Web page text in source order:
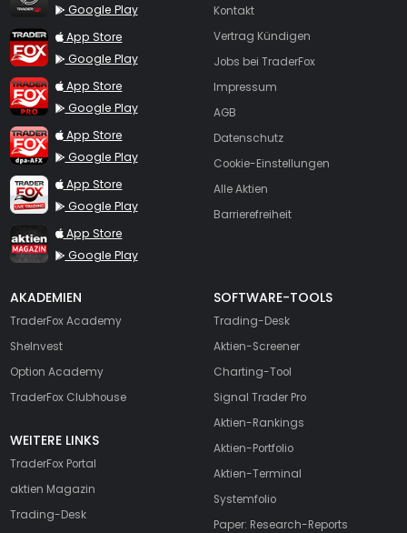
Google Play
TraderFox App
App Store
Google Play
TraderFox Pro
App Store
Google Play
TraderFox dpa-AFX ProFeed
App Store
Google Play
TraderFox Live Trading
App Store
Google Play
TraderFox aktien Magazin
App Store
Google Play
Kontakt
Vertrag Kündigen
Jobs bei TraderFox
Impressum
AGB
Datenschutz
Cookie-Einstellungen
Alle Aktien
Barrierefreiheit
AKADEMIEN
TraderFox Academy
SheInvest
Option Academy
TraderFox Clubhouse
WEITERE LINKS
TraderFox Portal
aktien Magazin
Trading-Desk
SOFTWARE-TOOLS
Trading-Desk
Aktien-Screener
Charting-Tool
Signal Trader Pro
Aktien-Rankings
Aktien-Portfolio
Aktien-Terminal
Systemfolio
Paper: Research-Reports